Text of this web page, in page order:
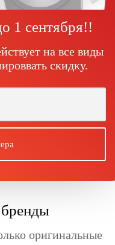
1 сентября!!
на все виды
скидку.
оригинальные